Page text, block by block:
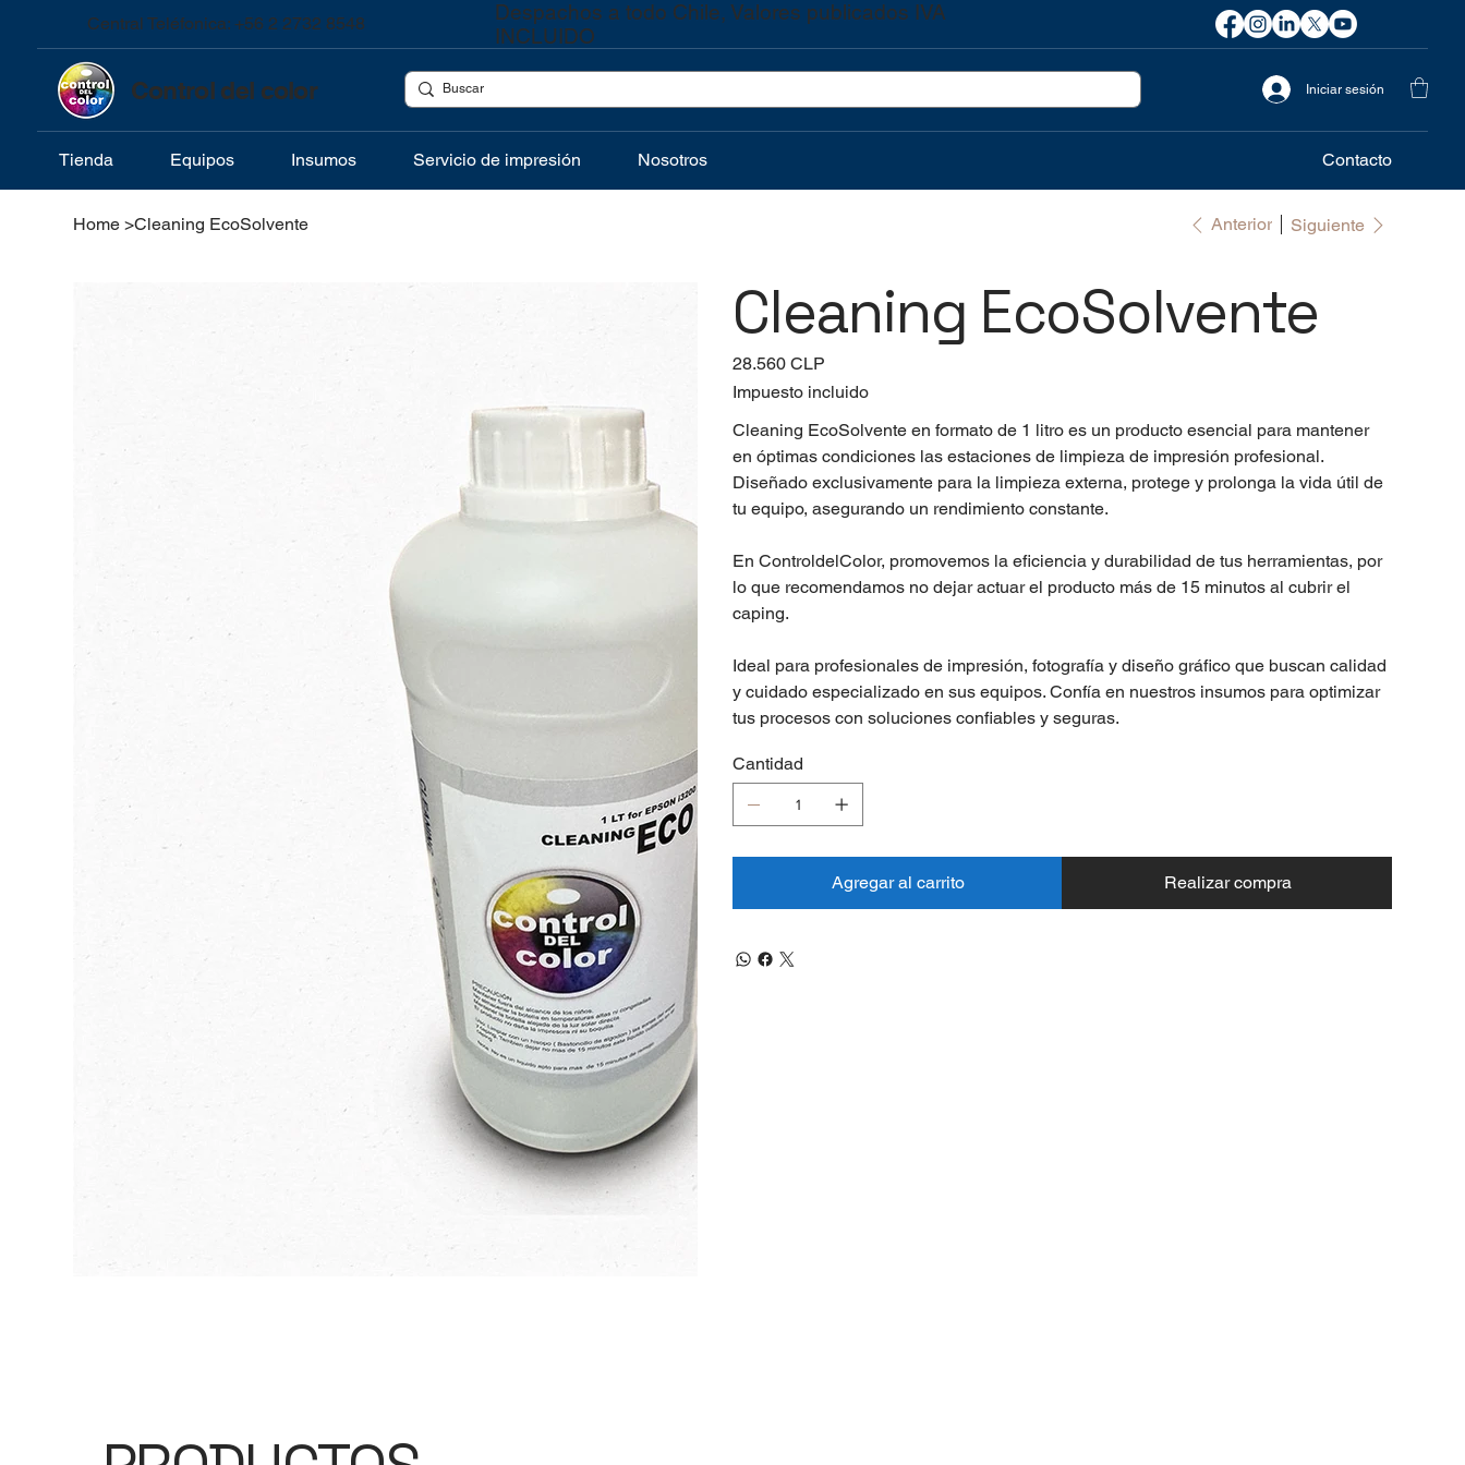
Central Teléfonica: +56 2 2732 8548
Despachos a todo Chile, Valores publicados IVA
INCLUIDO
Control del color Iniciar sesión
Tienda Equipos Insumos Servicio de impresión Nosotros Contacto
Home >Cleaning EcoSolvente Anterior Siguiente
Cleaning EcoSolvente
Precio
28.560 CLP
Impuesto incluido
Cleaning EcoSolvente en formato de 1 litro es un producto esencial para mantener
en óptimas condiciones las estaciones de limpieza de impresión profesional.
Diseñado exclusivamente para la limpieza externa, protege y prolonga la vida útil de
tu equipo, asegurando un rendimiento constante.
En ControldelColor, promovemos la eficiencia y durabilidad de tus herramientas, por
lo que recomendamos no dejar actuar el producto más de 15 minutos al cubrir el
caping.
Ideal para profesionales de impresión, fotografía y diseño gráfico que buscan calidad
y cuidado especializado en sus equipos. Confía en nuestros insumos para optimizar
tus procesos con soluciones confiables y seguras.
Cantidad
Agregar al carrito Realizar compra